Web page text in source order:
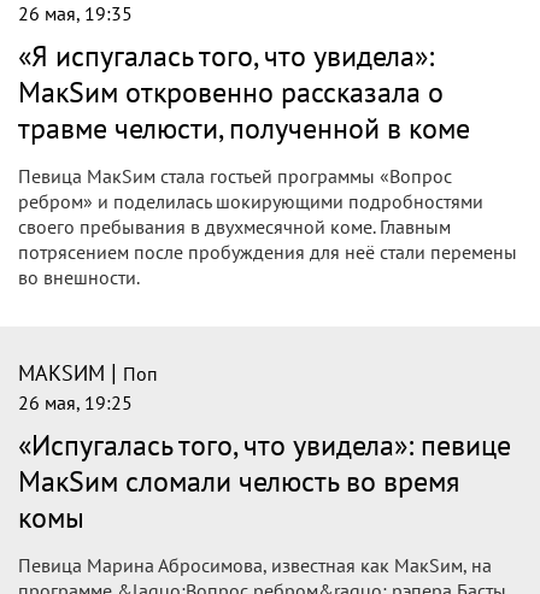
26 мая, 19:35
«Я испугалась того, что увидела»:
МакSим откровенно рассказала о
травме челюсти, полученной в коме
Певица МакSим стала гостьей программы «Вопрос
ребром» и поделилась шокирующими подробностями
своего пребывания в двухмесячной коме. Главным
потрясением после пробуждения для неё стали перемены
во внешности.
МАКSИМ | Поп
26 мая, 19:25
«Испугалась того, что увидела»: певице
МакSим сломали челюсть во время
комы
Певица Марина Абросимова, известная как МакSим, на